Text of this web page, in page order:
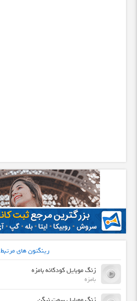
رینگتون های مرتبط
زنگ موبایل کودکانه بامزه
بامزه